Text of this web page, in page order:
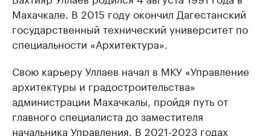
Махачкале. В 2015 году окончил Дагестанский
государственный технический университет по
специальности «Архитектура».
Свою карьеру Уллаев начал в МКУ «Управление
архитектуры и градостроительства»
администрации Махачкалы, пройдя путь от
главного специалиста до заместителя
начальника Управления. В 2021-2023 годах